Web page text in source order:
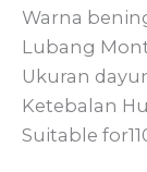
Warna
Lubang
Ukuran
Ketebalan
Suitable